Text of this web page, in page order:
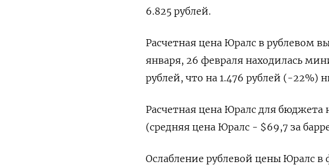
6.825 рублей.
Расчетная цена Юралс в рублевом
января, 26 февраля находилась
рублей, что на 1.476 рублей (-22%)
Расчетная цена Юралс для бюджета
(средняя цена Юралс - $69,7 за
Ослабление рублевой цены Юралс в